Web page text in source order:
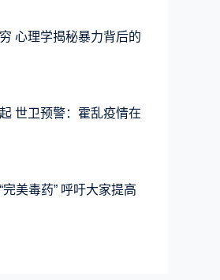
心理学揭秘暴力背后的
世卫预警：霍乱疫情在
完美毒药” 呼吁大家提高